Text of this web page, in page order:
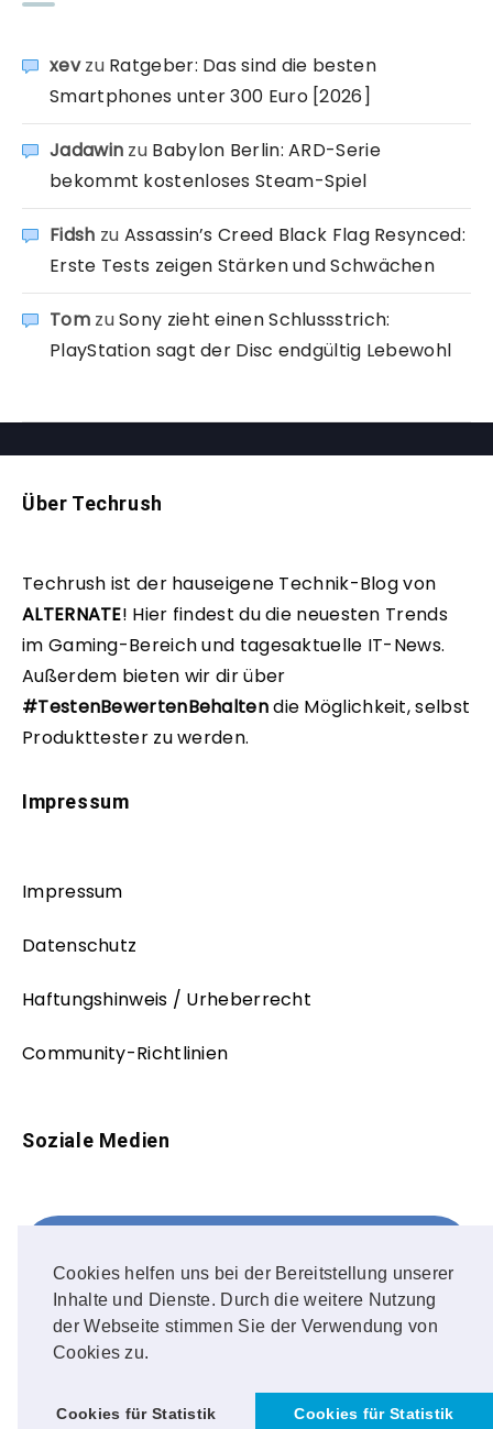
Cookies helfen uns bei der Bereitstellung unserer
Inhalte und Dienste. Durch die weitere Nutzung
der Webseite stimmen Sie der Verwendung von
Cookies zu.
Cookies für Statistik Cookies für Statistik
xevzu Ratgeber: Das sind die besten
Smartphones unter 300 Euro [2026]
Jadawin zu Babylon Berlin: ARD-Serie
bekommt kostenloses Steam-Spiel
Fidsh zu Assassin’s Creed Black Flag Resynced:
Erste Tests zeigen Stärken und Schwächen
TomzuSony zieht einen Schlussstrich:
PlayStation sagt der Disc endgültig Lebewohl
Über Techrush
Techrush ist der hauseigene Technik-Blog von
ALTERNATE! Hier findest du die neuesten Trends
im Gaming-Bereich und tagesaktuelle IT-News.
Außerdem bieten wir dir über
#TestenBewertenBehaltendie Möglichkeit, selbst
Produkttester zu werden.
Impressum
Impressum
Datenschutz
Haftungshinweis / Urheberrecht
Community-Richtlinien
Soziale Medien
FOLLOW ME!
Instagram
OUR PHOTOS!